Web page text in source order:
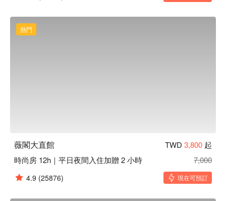
熱門
薇閣大直館 TWD 3,800 起
時尚房 12h｜平日夜間入住加贈 2 小時
7,000
4.9 (25876) 現在可預訂